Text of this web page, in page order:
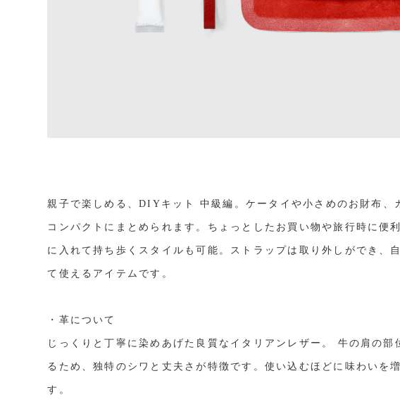
親子で楽しめる、DIYキット 中級編。ケータイや小さめのお財布、
コンパクトにまとめられます。ちょっとしたお買い物や旅行時に便
に入れて持ち歩くスタイルも可能。ストラップは取り外しができ、
て使えるアイテムです。
・革について
じっくりと丁寧に染めあげた良質なイタリアンレザー。 牛の肩の部
るため、独特のシワと丈夫さが特徴です。使い込むほどに味わいを
す。